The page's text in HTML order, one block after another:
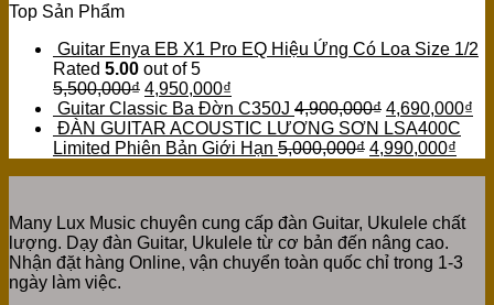
Top Sản Phẩm
Guitar Enya EB X1 Pro EQ Hiệu Ứng Có Loa Size 1/2
Rated 5.00 out of 5
5,500,000₫ 4,950,000₫
Guitar Classic Ba Đờn C350J 4,900,000₫ 4,690,000₫
ĐÀN GUITAR ACOUSTIC LƯƠNG SƠN LSA400C
Limited Phiên Bản Giới Hạn 5,000,000₫ 4,990,000₫
Many Lux Music chuyên cung cấp đàn Guitar, Ukulele chất
lượng. Dạy đàn Guitar, Ukulele từ cơ bản đến nâng cao.
Nhận đặt hàng Online, vận chuyển toàn quốc chỉ trong 1-3
ngày làm việc.